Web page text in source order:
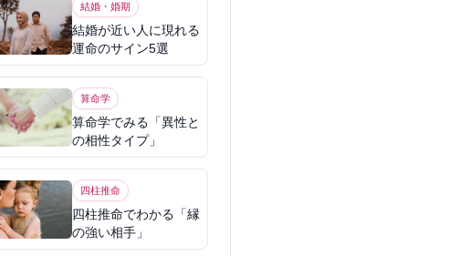
結婚・婚期
結婚が近い人に現れる
運命のサイン5選
算命学
算命学でみる「異性と
の相性タイプ」
四柱推命
四柱推命でわかる「縁
の強い相手」